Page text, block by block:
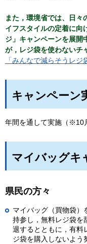
また，環境省では、日々
イフスタイルの定着に向
ジ」キャンペーンを展開
が，レジ袋を使わないチ
「みんなで減らそうレジ
キャンペーン
年間を通して実施（※10
マイバッグキ
県民の方々
マイバッグ（買物袋）
持参し，無料レジ袋を
退するとともに，有料
ジ袋を購入しないよう